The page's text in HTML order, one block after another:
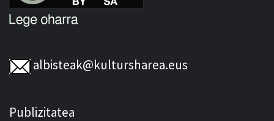
albisteak@kultursharea.eus
Publizitatea